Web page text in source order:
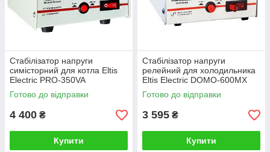
Стабілізатор напруги
симісторний для котла Eltis
Electric PRO-350VA
Готово до відправки
4 400 ₴
Купити
Стабілізатор напруги
релейний для холодильника
Eltis Electric DOMO-600MX
600ВА
Готово до відправки
3 595 ₴
Купити